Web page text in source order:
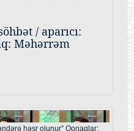
/ aparıcı:
Məhərrəm